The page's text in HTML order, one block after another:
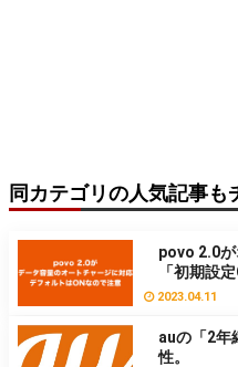
同カテゴリの人気記事も
povo 2.0
「初期設
2023.04.11
auの「2年
性。